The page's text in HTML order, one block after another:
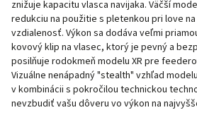
znižuje kapacitu vlasca navijaka. Väčší
redukciu na použitie s pletenkou pri love
vzdialenosť. Výkon sa dodáva veľmi
kovový klip na vlasec, ktorý je pevný a
posilňuje rodokmeň modelu XR pre
Vizuálne nenápadný "stealth" vzhľad
v kombinácii s pokročilou technickou
nevzbudiť vašu dôveru vo výkon na